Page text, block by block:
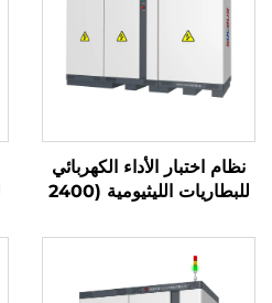
نظام اختبار الأداء الكهربائي
للبطاريات الليثيومية (2400